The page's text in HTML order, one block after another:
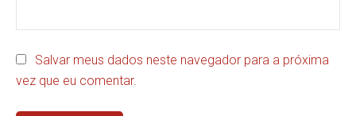
Salvar meus dados neste navegador para a próxima
vez que eu comentar.